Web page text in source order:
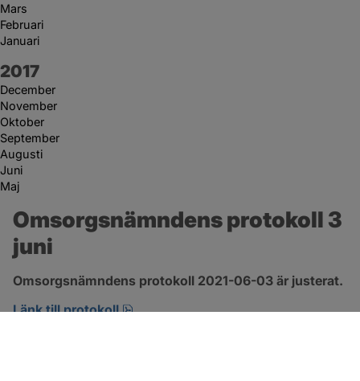
Mars
Februari
Januari
År:
2017
December
November
Oktober
September
Augusti
Juni
Maj
Omsorgsnämndens protokoll 3
juni
Omsorgsnämndens protokoll 2021-06-03 är justerat.
Länk till protokoll
pdf, 303.4 kB, öppnas i nytt fönster.